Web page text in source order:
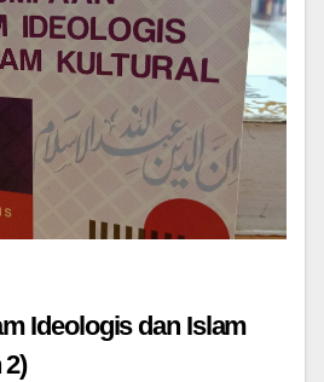
Ideologis dan Islam